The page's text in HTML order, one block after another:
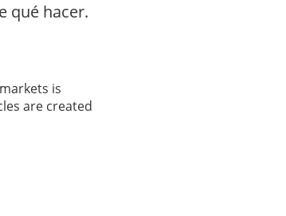
qué hacer.
is
are created